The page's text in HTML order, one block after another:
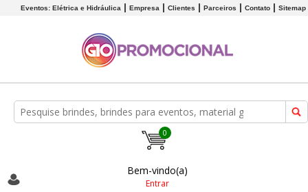
Eventos: Elétrica e Hidráulica Empresa Clientes Parceiros Contato Sitemap
0
Bem-vindo(a)
Entrar